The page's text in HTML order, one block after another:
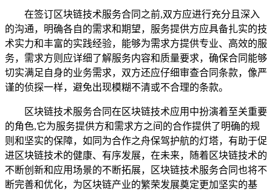
在签订区块链技术服务合同之前,双方应进行充分且深入
的沟通，明确各自的需求和期望，服务提供方应具备扎实的技
术实力和丰富的实践经验，能够为需求方提供专业、高效的服
务，需求方则应详细了解服务内容和质量要求，确保合同能够
切实满足自身的业务需求，双方还应仔细审查合同条款，像严
谨的侦探一样，避免出现模糊不清或不合理的条款。
区块链技术服务合同在区块链技术应用中扮演着至关重要
的角色,它为服务提供方和需求方之间的合作提供了明确的规
则和坚实的保障，如同为合作之舟保驾护航的灯塔，有助于促
进区块链技术的健康、有序发展，在未来，随着区块链技术的
不断创新和应用场景的不断拓展，区块链技术服务合同也将不
断完善和优化，为区块链产业的繁荣发展奠定更加坚实的基